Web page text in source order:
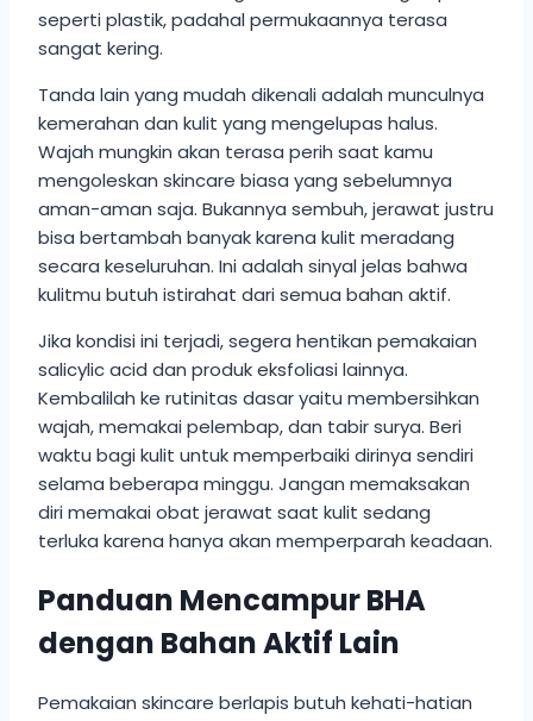
seperti plastik, padahal permukaannya terasa
sangat kering.
Tanda lain yang mudah dikenali adalah munculnya
kemerahan dan kulit yang mengelupas halus.
Wajah mungkin akan terasa perih saat kamu
mengoleskan skincare biasa yang sebelumnya
aman-aman saja. Bukannya sembuh, jerawat justru
bisa bertambah banyak karena kulit meradang
secara keseluruhan. Ini adalah sinyal jelas bahwa
kulitmu butuh istirahat dari semua bahan aktif.
Jika kondisi ini terjadi, segera hentikan pemakaian
salicylic acid dan produk eksfoliasi lainnya.
Kembalilah ke rutinitas dasar yaitu membersihkan
wajah, memakai pelembap, dan tabir surya. Beri
waktu bagi kulit untuk memperbaiki dirinya sendiri
selama beberapa minggu. Jangan memaksakan
diri memakai obat jerawat saat kulit sedang
terluka karena hanya akan memperparah keadaan.
Panduan Mencampur BHA
dengan Bahan Aktif Lain
Pemakaian skincare berlapis butuh kehati-hatian